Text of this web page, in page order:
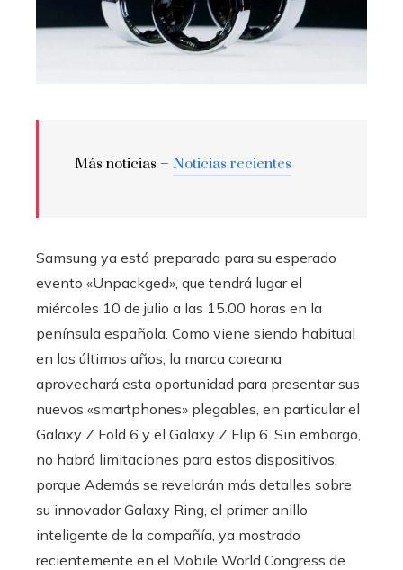
Más noticias – Noticias recientes
Samsung ya está preparada para su esperado
evento «Unpackged», que tendrá lugar el
miércoles 10 de julio a las 15.00 horas en la
península española. Como viene siendo habitual
en los últimos años, la marca coreana
aprovechará esta oportunidad para presentar sus
nuevos «smartphones» plegables, en particular el
Galaxy Z Fold 6 y el Galaxy Z Flip 6. Sin embargo,
no habrá limitaciones para estos dispositivos,
porque Además se revelarán más detalles sobre
su innovador Galaxy Ring, el primer anillo
inteligente de la compañía, ya mostrado
recientemente en el Mobile World Congress de